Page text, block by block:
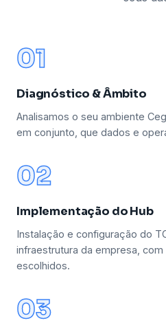
01
Diagnóstico & Âmbito
Analisamos o seu ambiente
em conjunto, que dados e
02
Implementação do Hub
Instalação e configuração do
infraestrutura da empresa,
escolhidos.
03